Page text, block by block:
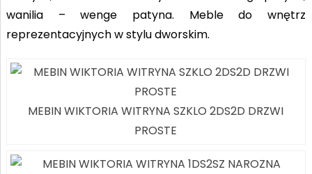
wanilia – wenge patyna. Meble do wnętrz
reprezentacyjnych w stylu dworskim.
MEBIN WIKTORIA WITRYNA SZKLO 2DS2D DRZWI
PROSTE